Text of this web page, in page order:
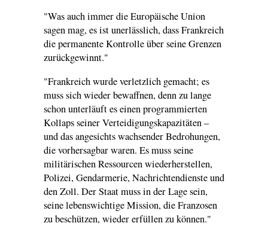
"Was auch immer die Europäische Union
sagen mag, es ist unerlässlich, dass Frankreich
die permanente Kontrolle über seine Grenzen
zurückgewinnt."
"Frankreich wurde verletzlich gemacht; es
muss sich wieder bewaffnen, denn zu lange
schon unterläuft es einen programmierten
Kollaps seiner Verteidigungskapazitäten –
und das angesichts wachsender Bedrohungen,
die vorhersagbar waren. Es muss seine
militärischen Ressourcen wiederherstellen,
Polizei, Gendarmerie, Nachrichtendienste und
den Zoll. Der Staat muss in der Lage sein,
seine lebenswichtige Mission, die Franzosen
zu beschützen, wieder erfüllen zu können."